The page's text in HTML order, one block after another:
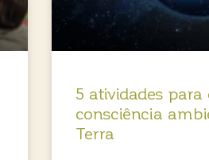
5 atividades
consciência
Terra